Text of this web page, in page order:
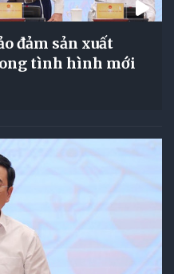
đảm sản xuất
tình hình mới